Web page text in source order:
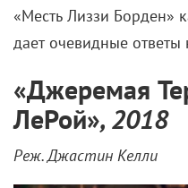
«Месть Лиззи Борден»
дает очевидные
«Джеремая
ЛеРой», 2018
Реж. Джастин Келли